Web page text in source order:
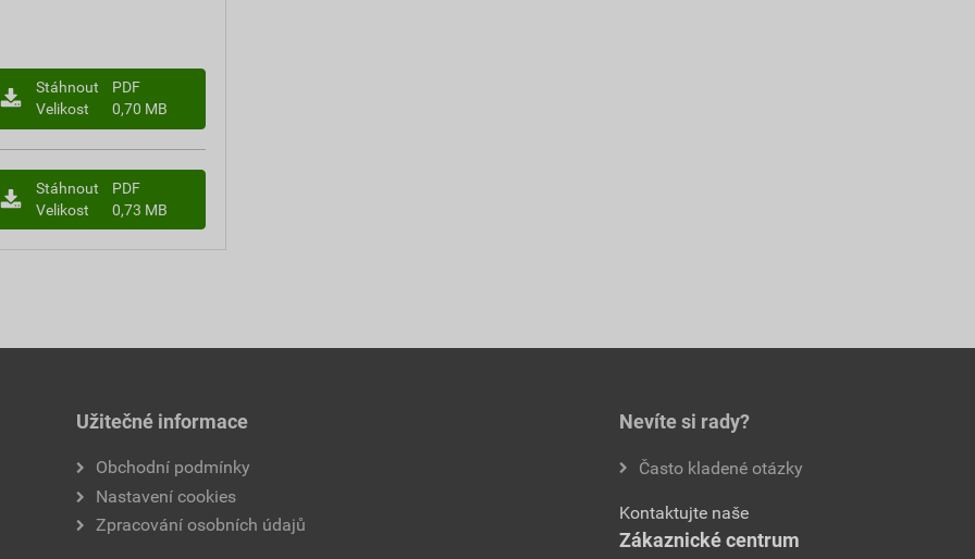
Stáhnout
PDF
Velikost
0,70 MB
Stáhnout
PDF
Velikost
0,73 MB
Užitečné informace
Obchodní podmínky
Nastavení cookies
Zpracování osobních údajů
Nevíte si rady?
Často kladené otázky
Kontaktujte naše
Zákaznické centrum